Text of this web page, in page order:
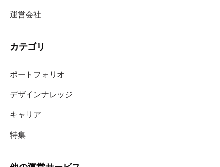
運営会社
カテゴリ
ポートフォリオ
デザインナレッジ
キャリア
特集